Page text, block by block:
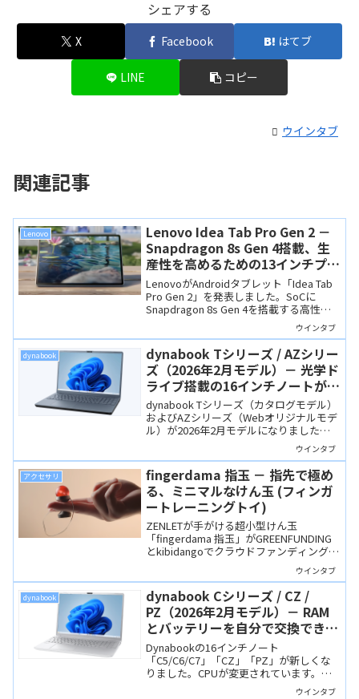
シェアする
X Facebook はてブ
LINE コピー
ウインタブ
関連記事
Lenovo
Lenovo Idea Tab Pro Gen 2 －
Snapdragon 8s Gen 4搭載、生
産性を高めるための13インチプレ
ミアムタブレット
LenovoがAndroidタブレット「Idea Tab
Pro Gen 2」を発表しました。SoCに
Snapdragon 8s Gen 4を搭載する高性能
なタブレットで、薄型軽量な筐体に
144Hzの3.5Kディスプレイ、専用ペンも
付属して79,800円と、スペックから見た
価格も低めです。
ウインタブ
dynabook
dynabook Tシリーズ / AZシリー
ズ（2026年2月モデル）－ 光学ド
ライブ搭載の16インチノートが
CPUをアップデート
dynabook Tシリーズ（カタログモデル）
およびAZシリーズ（Webオリジナルモデ
ル）が2026年2月モデルになりました。
CPUをCore 5 120U / Core 7 150Uに変更
し、最近ではあまり見かけない光学ドラ
イブも搭載しています。お得に購入でき
る特別サイトもご案内します。
ウインタブ
アクセサリ
fingerdama 指玉 － 指先で極め
る、ミニマルなけん玉 (フィンガ
ートレーニングトイ)
ZENLETが手がける超小型けん玉
「fingerdama 指玉」がGREENFUNDING
とkibidangoでクラウドファンディング中
です。難易度別に3タイプあり、スペック
表などの開示項目も精緻なので、安心し
て購入できると思います。ちょっとした
時間潰しで遊ぶのも、ガッツリ練習して
技を極めるのも良さそうです。
ウインタブ
dynabook
dynabook Cシリーズ / CZ /
PZ（2026年2月モデル）－ RAM
とバッテリーを自分で交換できる
16インチノートPC、読者限定サ
イトでお買い得に
Dynabookの16インチノート
「C5/C6/C7」「CZ」「PZ」が新しくな
りました。CPUが変更されています。バ
ッテリー交換やRAMの増設がセルフでで
ウインタブ